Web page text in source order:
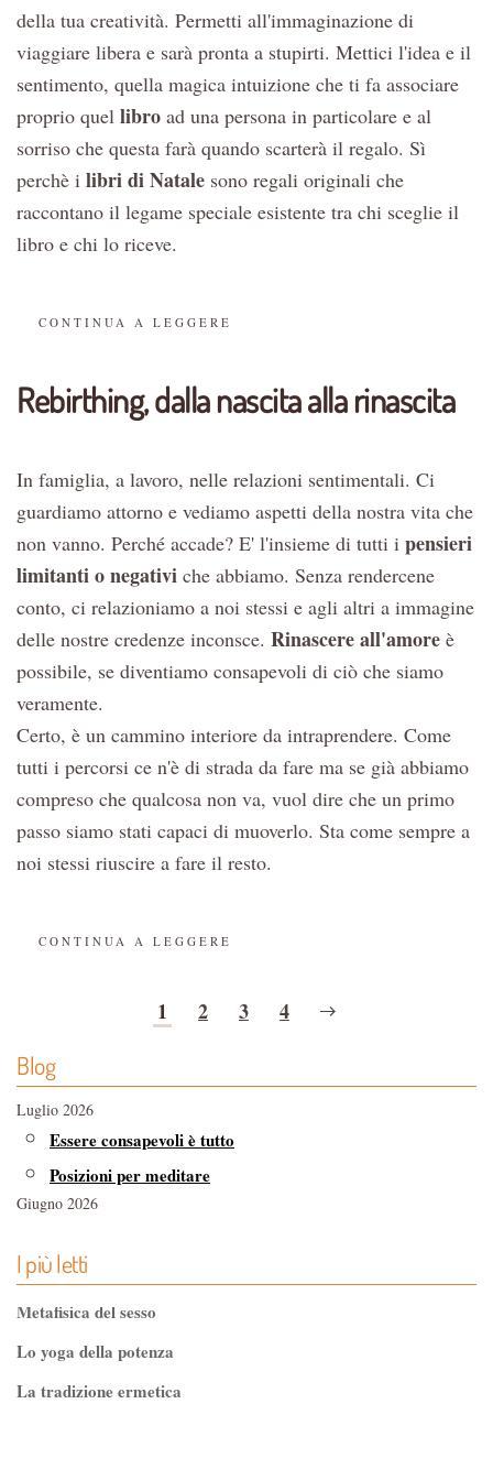
della tua creatività. Permetti all'immaginazione di
viaggiare libera e sarà pronta a stupirti. Mettici l'idea e il
sentimento, quella magica intuizione che ti fa associare
proprio quel libro ad una persona in particolare e al
sorriso che questa farà quando scarterà il regalo. Sì
perchè i libri di Natale sono regali originali che
raccontano il legame speciale esistente tra chi sceglie il
libro e chi lo riceve.
CONTINUA A LEGGERE
Rebirthing, dalla nascita alla rinascita
In famiglia, a lavoro, nelle relazioni sentimentali. Ci
guardiamo attorno e vediamo aspetti della nostra vita che
non vanno. Perché accade? E' l'insieme di tutti i pensieri
limitanti o negativi che abbiamo. Senza rendercene
conto, ci relazioniamo a noi stessi e agli altri a immagine
delle nostre credenze inconsce. Rinascere all'amore è
possibile, se diventiamo consapevoli di ciò che siamo
veramente.
Certo, è un cammino interiore da intraprendere. Come
tutti i percorsi ce n'è di strada da fare ma se già abbiamo
compreso che qualcosa non va, vuol dire che un primo
passo siamo stati capaci di muoverlo. Sta come sempre a
noi stessi riuscire a fare il resto.
CONTINUA A LEGGERE
1 2 3 4
Blog
Luglio 2026
Essere consapevoli è tutto
Posizioni per meditare
Giugno 2026
Funghi medicinali, le proprietà della micoterapia
Alimentazione e endometriosi
Aprile 2026
I più letti
Metafisica del sesso
Lo yoga della potenza
La tradizione ermetica